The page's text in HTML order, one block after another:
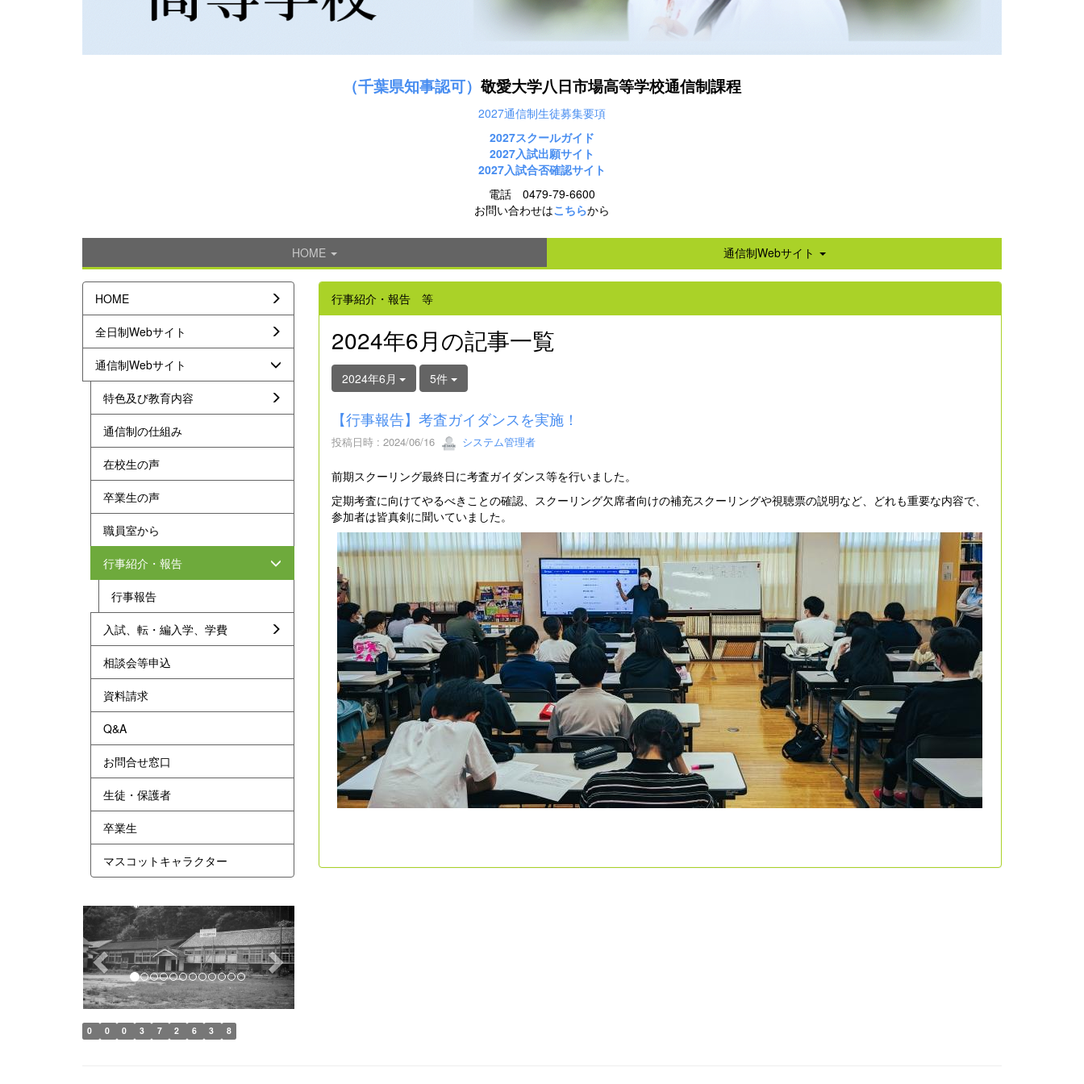
（千葉県知事認可） 敬愛大学八日市場高等学校通信制課程
2027通信制生徒募集要項
2027スクールガイド
2027入試出願サイト
2027入試合否確認サイト
電話 0479-79-6600
お問い合わせはこちらから
HOME 通信制Webサイト
行事紹介・報告 等
2024年6月の記事一覧
2024年6月 5件
【行事報告】考査ガイダンスを実施！
投稿日時 : 2024/06/16 システム管理者
前期スクーリング最終日に考査ガイダンス等を行いました。
定期考査に向けてやるべきことの確認、スクーリング欠席者向けの補充スクーリングや視聴票の説明など、どれも重要な内容で、
参加者は皆真剣に聞いていました。
HOME
全日制Webサイト
通信制Webサイト
特色及び教育内容
通信制の仕組み
在校生の声
卒業生の声
職員室から
行事紹介・報告
行事報告
入試、転・編入学、学費
相談会等申込
資料請求
Q&A
お問合せ窓口
生徒・保護者
卒業生
マスコットキャラクター
p
r
e
v
i
o
n
e
x
t
0 0 0 3 7 2 6 3 8